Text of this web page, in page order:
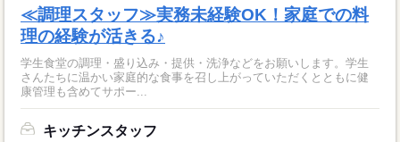
≪調理スタッフ≫実務未経験OK！家庭での料
理の経験が活きる♪
学生食堂の調理・盛り込み・提供・洗浄などをお願いします。学生
さんたちに温かい家庭的な食事を召し上がっていただくとともに健
康管理も含めてサポー...
キッチンスタッフ